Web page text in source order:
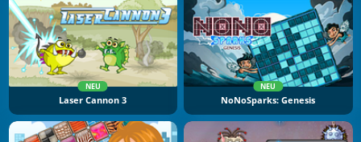
NEU
Laser Cannon 3
NEU
NoNoSparks: Genesis